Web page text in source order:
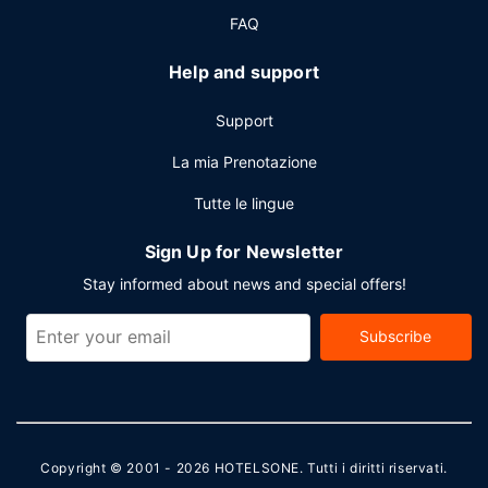
FAQ
Help and support
Support
La mia Prenotazione
Tutte le lingue
Sign Up for Newsletter
Stay informed about news and special offers!
Subscribe
Copyright © 2001 - 2026 HOTELSONE. Tutti i diritti riservati.